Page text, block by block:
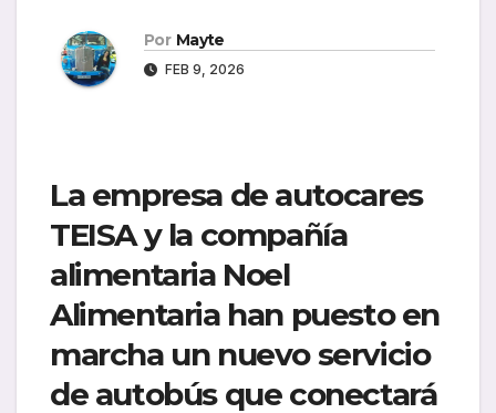
Por Mayte
FEB 9, 2026
La empresa de autocares
TEISAy la compañía
alimentaria Noel
Alimentariahan puesto en
marcha un nuevo servicio
de autobús que conectará